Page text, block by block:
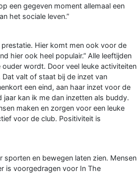
een gegeven moment allemaal een
het sociale leven.”
Hier komt men ook voor de
hier ook heel populair.” Alle leeftijden
wordt. Door veel leuke activiteiten
valt of staat bij de inzet van
een eind, aan haar inzet voor de
kan ik me dan inzetten als buddy.
maken en zorgen voor een leuke
voor de club. Positiviteit is
en bewegen laten zien. Mensen
is voorgedragen voor In The